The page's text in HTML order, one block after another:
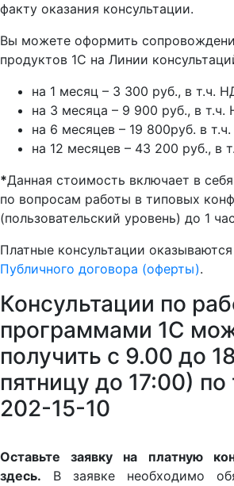
факту оказания консультации.
Вы можете оформить
продуктов 1С на Линии
на 1 месяц – 3 300 руб., в т.ч.
на 3 месяца – 9 900 руб., в т.ч.
на 6 месяцев – 19 800руб. в
на 12 месяцев – 43 200 руб., в
*Данная стоимость включает в
по вопросам работы в типовых
(пользовательский уровень) до 1
Платные консультации
Публичного договора (оферты).
Консультации по
программами 1С
получить с 9.00 до
пятницу до 17:00) по
202-15-10
Оставьте заявку на платную
здесь. В заявке необходимо